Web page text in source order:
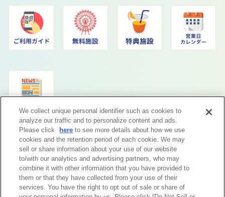
We collect unique personal identifier such as cookies to
analyze our traffic and to personalize content and ads.
Please click
here to see more details about how we use
cookies and the retention period of each cookie. We may
sell or share information about your use of our website
to/with our analytics and advertising partners, who may
combine it with other information that you have provided to
them or that they have collected from your use of their
services. You have the right to opt out of sale or share of